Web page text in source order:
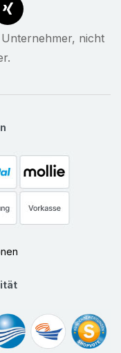
nicht